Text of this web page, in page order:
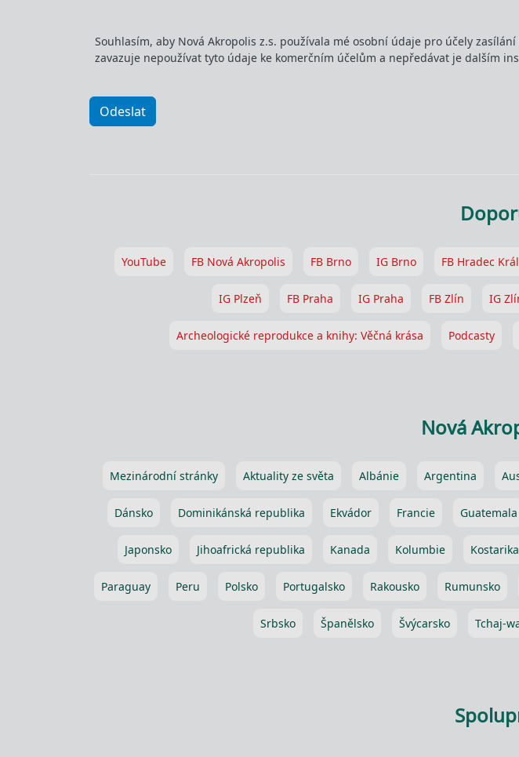
Souhlasím, aby Nová Akropolis z.s. používala mé osobní údaje pro účely
zavazuje nepoužívat tyto údaje ke komerčním účelům a nepředávat je dalším
Odeslat
YouTube FB Nová Akropolis FB Brno IG Brno FB Hradec
IG Plzeň FB Praha IG Praha FB Zlín IG
Archeologické reprodukce a knihy: Věčná krása Podcasty
Nová
Mezinárodní stránky Aktuality ze světa Albánie Argentina
Dánsko Dominikánská republika Ekvádor Francie Guatemala
Japonsko Jihoafrická republika Kanada Kolumbie Kostarika
Paraguay Peru Polsko Portugalsko Rakousko Rumunsko
Srbsko Španělsko Švýcarsko Tchaj-